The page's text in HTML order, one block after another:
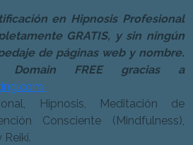
en Hipnosis Profesional
GRATIS, y sin ningún
de páginas web y nombre.
FREE gracias a
Hipnosis, Meditación de
Consciente (Mindfulness),
Reiki.